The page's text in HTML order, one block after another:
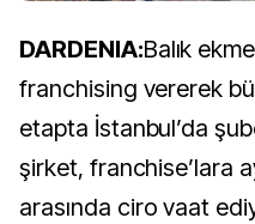
DARDENIA:Balık
franchising vererek
etapta İstanbul’da
şirket, franchise’lara
arasında ciro vaat